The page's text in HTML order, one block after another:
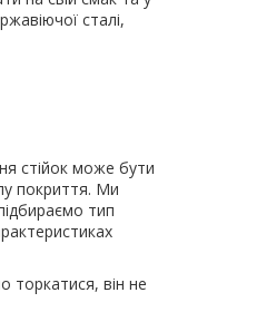
сталі,
стійок може бути
покриття. Ми
тип
торкатися, він не